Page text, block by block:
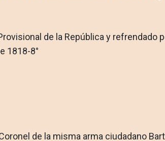
de la República y refrendado
1818-8°
de la misma arma ciudadano